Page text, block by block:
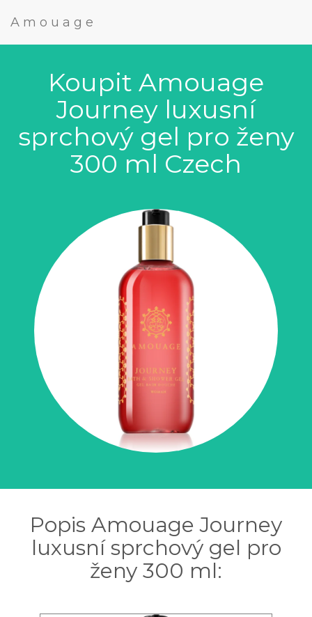
Amouage
Koupit Amouage
Journey luxusní
sprchový gel pro ženy
300 ml Czech
Popis Amouage Journey
luxusní sprchový gel pro
ženy 300 ml: